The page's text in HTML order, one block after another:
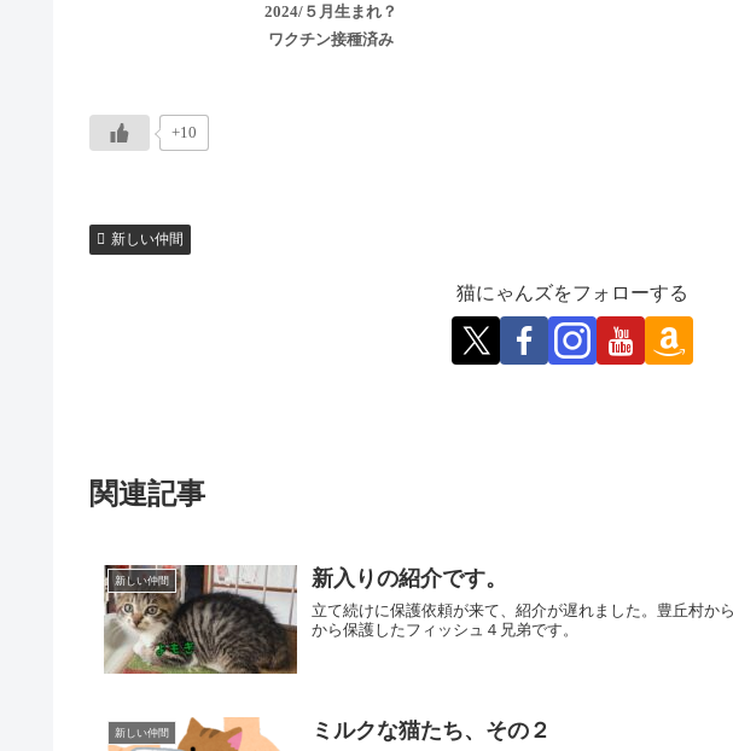
2024/５月生まれ？
ワクチン接種済み
+10
新しい仲間
猫にゃんズをフォローする
関連記事
新しい仲間 新入りの紹介です。
立て続けに保護依頼が来て、紹介が遅れました。豊丘村か
から保護したフィッシュ４兄弟です。
新しい仲間 ミルクな猫たち、その２